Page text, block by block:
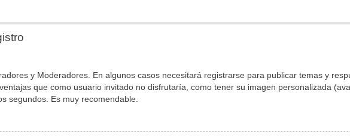
y Moderadores. En algunos casos necesitará registrarse para publicar temas y
que como usuario invitado no disfrutaría, como tener su imagen personalizada
segundos. Es muy recomendable.